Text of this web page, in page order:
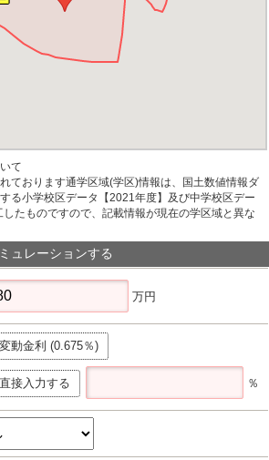
て
ております通学区域(学区)情報は、国土数値情報ダ
る小学校区データ【2021年度】及び中学校区デー
たものですので、記載情報が現在の学区域と異な
ュレーションする
万円
変動金利 (0.675％)
直接入力する ％